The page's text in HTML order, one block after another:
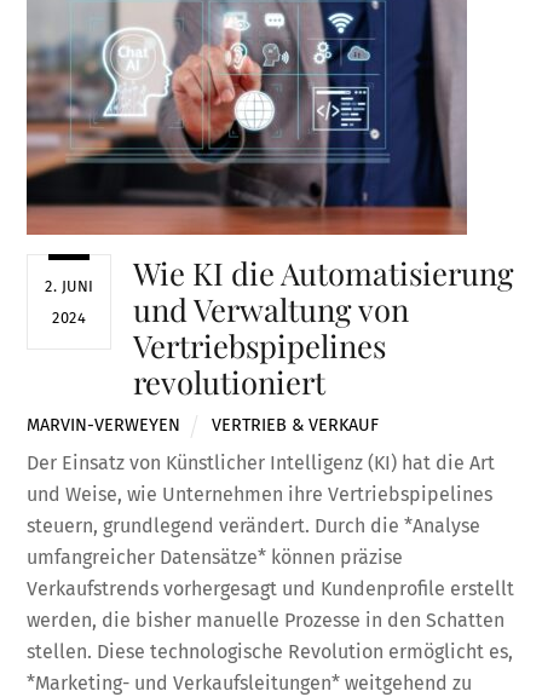
2. JUNI
2024
Wie KI die Automatisierung
und Verwaltung von
Vertriebspipelines
revolutioniert
MARVIN-VERWEYEN VERTRIEB & VERKAUF
Der Einsatz von Künstlicher Intelligenz (KI) hat die Art
und Weise, wie Unternehmen ihre Vertriebspipelines
steuern, grundlegend verändert. Durch die *Analyse
umfangreicher Datensätze* können präzise
Verkaufstrends vorhergesagt und Kundenprofile erstellt
werden, die bisher manuelle Prozesse in den Schatten
stellen. Diese technologische Revolution ermöglicht es,
*Marketing- und Verkaufsleitungen* weitgehend zu